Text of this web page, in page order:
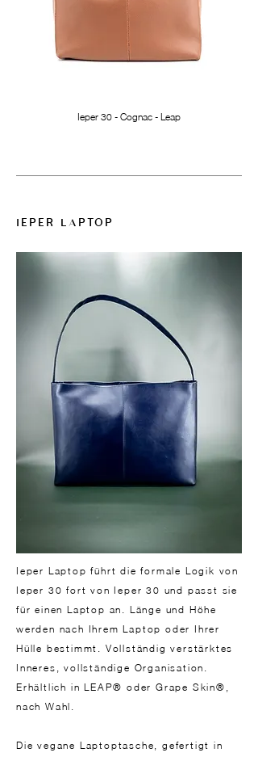
Ieper 30 - Cognac - Leap
IEPER LAPTOP
Ieper Laptop führt die formale Logik von
Ieper 30 fort von Ieper 30 und passt sie
für einen Laptop an. Länge und Höhe
werden nach Ihrem Laptop oder Ihrer
Hülle bestimmt. Vollständig verstärktes
Inneres, vollständige Organisation.
Erhältlich in LEAP® oder Grape Skin®,
nach Wahl.
Die vegane Laptoptasche, gefertigt in